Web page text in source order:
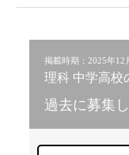
掲載時期：2025年12
理科 中学高校
過去に募集